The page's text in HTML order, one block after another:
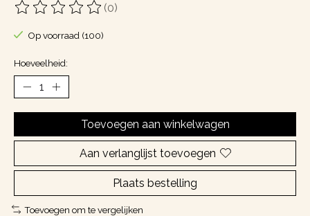
De beoordeling van dit product is
(0)
Op voorraad (100)
Hoeveelheid:
Toevoegen aan winkelwagen
Aan verlanglijst toevoegen
Plaats bestelling
Toevoegen om te vergelijken